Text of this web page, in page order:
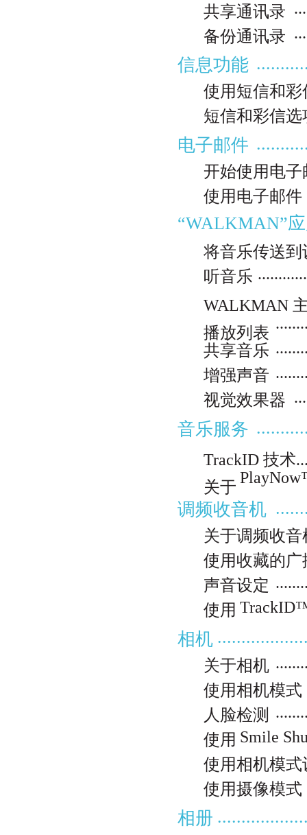
共享通讯录
备份通讯录
信息功能
使用短信和彩
短信和彩信选
电子邮件
开始使用电子
使用电子邮件
“WALKMAN”
将音乐传送到
听音乐
WALKMAN 主
播放列表
共享音乐
增强声音
视觉效果器
音乐服务
TrackID 技术
关于
调频收音机
关于调频收音
使用收藏的广
声音设定
使用
相机
关于相机
使用相机模式
人脸检测
使用 Smile
使用相机模式
使用摄像模式
相册